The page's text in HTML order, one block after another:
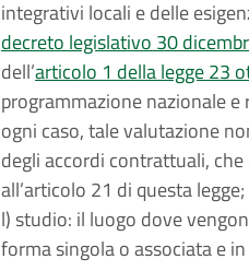
integrativi locali e delle
decreto legislativo 30
dell’articolo 1 della legge 23
programmazione nazionale
ogni caso, tale valutazione
degli accordi contrattuali,
all’articolo 21 di questa legge;
l) studio: il luogo dove
forma singola o associata e